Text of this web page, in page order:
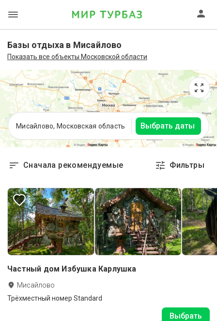
Базы отдыха в Мисайлово
Показать все объекты Московской области
Мисайлово, Московская область Выбрать даты
Сначала рекомендуемые Фильтры
Частный дом Избушка Карлушка
Мисайлово
Трёхместный номер Standard
Выбрать